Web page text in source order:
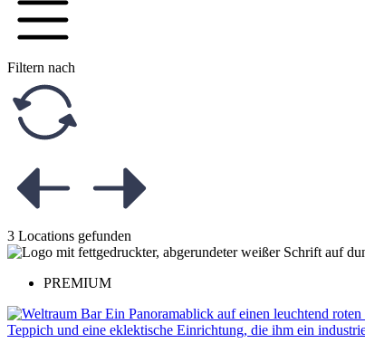
Filtern nach
3 Locations gefunden
PREMIUM